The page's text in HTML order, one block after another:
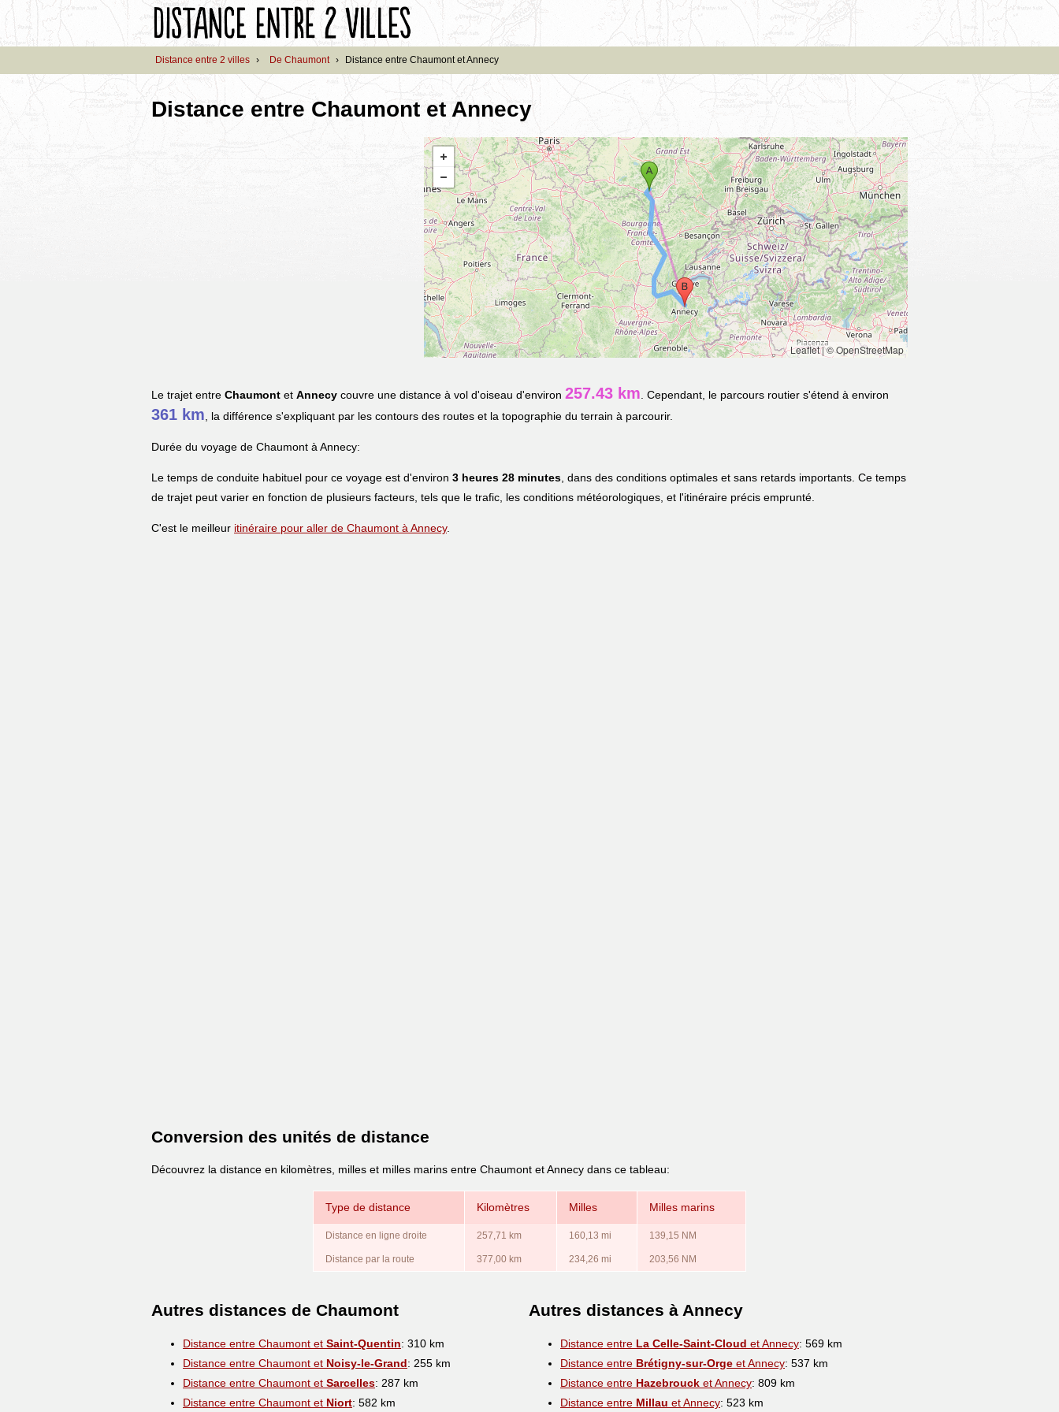
Distance entre 2 villes › De Chaumont › Distance entre Chaumont et Annecy
Distance entre Chaumont et Annecy
Leaflet|© OpenStreetMap
Le trajet entre Chaumont et Annecy couvre une distance à vol d'oiseau d'environ 257.43 km . Cependant, le parcours routier s'étend à environ
361 km , la différence s'expliquant par les contours des routes et la topographie du terrain à parcourir.
Durée du voyage de Chaumont à Annecy:
Le temps de conduite habituel pour ce voyage est d'environ 3 heures 28 minutes , dans des conditions optimales et sans retards importants. Ce temps
de trajet peut varier en fonction de plusieurs facteurs, tels que le trafic, les conditions météorologiques, et l'itinéraire précis emprunté.
C'est le meilleur itinéraire pour aller de Chaumont à Annecy.
Conversion des unités de distance
Découvrez la distance en kilomètres, milles et milles marins entre Chaumont et Annecy dans ce tableau:
Type de distance Kilomètres Milles Milles marins
Distance en ligne droite 257,71 km 160,13 mi 139,15 NM
Distance par la route 377,00 km 234,26 mi 203,56 NM
Autres distances de Chaumont
Distance entre Chaumont et Saint-Quentin: 310 km
Distance entre Chaumont et Noisy-le-Grand: 255 km
Distance entre Chaumont et Sarcelles: 287 km
Distance entre Chaumont et Niort: 582 km
Autres distances à Annecy
Distance entre La Celle-Saint-Cloud et Annecy: 569 km
Distance entre Brétigny-sur-Orge et Annecy: 537 km
Distance entre Hazebrouck et Annecy: 809 km
Distance entre Millau et Annecy: 523 km